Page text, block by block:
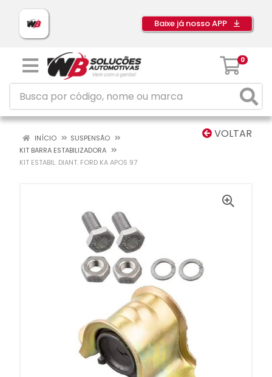
Baixe já nosso APP
0
VOLTAR
INÍCIO
SUSPENSÃO
KIT BARRA ESTABILIZADORA
KIT ESTABIL. DIANT. FORD KA APOS 97